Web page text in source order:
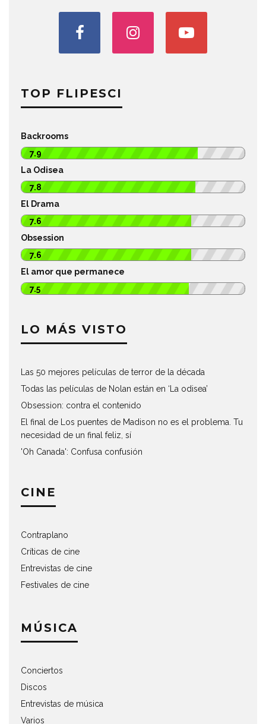
TOP FLIPESCI
Backrooms
7.9
La Odisea
7.8
El Drama
7.6
Obsession
7.6
El amor que permanece
7.5
LO MÁS VISTO
Las 50 mejores películas de terror de la década
Todas las películas de Nolan están en ‘La odisea’
Obsession: contra el contenido
El final de Los puentes de Madison no es el problema. Tu
necesidad de un final feliz, sí
'Oh Canada': Confusa confusión
CINE
Contraplano
Críticas de cine
Entrevistas de cine
Festivales de cine
MÚSICA
Conciertos
Discos
Entrevistas de música
Varios